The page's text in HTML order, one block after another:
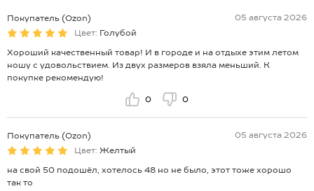
Покупатель (Ozon)
05 августа 2026
Цвет: Голубой
Хороший качественный товар! И в городе и на отдыхе этим летом
ношу с удовольствием. Из двух размеров взяла меньший. К
покупке рекомендую!
0 0
Покупатель (Ozon)
05 августа 2026
Цвет: Желтый
на свой 50 подошёл, хотелось 48 но не было, этот тоже хорошо
так то